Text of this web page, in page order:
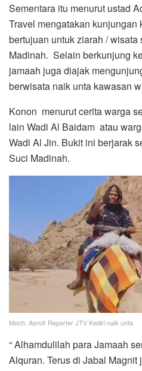
Sementara itu menurut ustad
Travel mengatakan kunjungan
bertujuan untuk ziarah /
Madinah. Selain berkunjung
jamaah juga diajak
berwisata naik unta kawasan
Konon menurut cerita warga
lain Wadi Al Baidam atau
Wadi Al Jin. Bukit ini berjarak
Suci Madinah.
Moch. Asrofi Reporter JTV Kediri naik unta
“ Alhamdulilah para Jamaah
Alquran. Terus di Jabal